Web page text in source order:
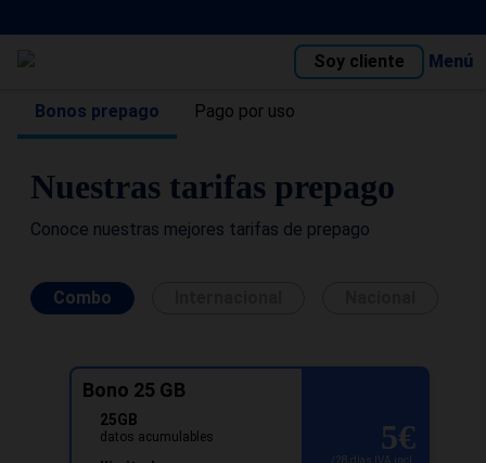
Soy cliente Menú
Bonos prepago Pago por uso
Nuestras tarifas prepago
Conoce nuestras mejores tarifas de prepago
Combo
Bono 25 GB
5€
/ 28 días IVA incl.
25GB
datos acumulables